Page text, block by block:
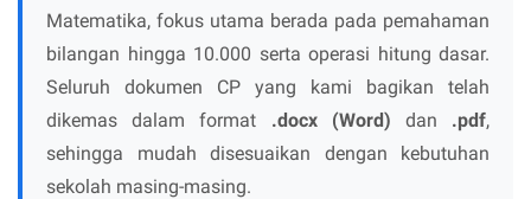
Matematika, fokus utama berada pada pemahaman
bilangan hingga 10.000 serta operasi hitung dasar.
Seluruh dokumen CP yang kami bagikan telah
dikemas dalam format .docx (Word) dan .pdf,
sehingga mudah disesuaikan dengan kebutuhan
sekolah masing-masing.